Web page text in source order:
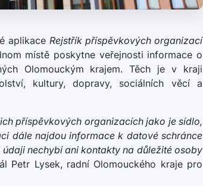
aplikaceRejstřík příspěvkových organizací
místě poskytne veřejnosti informace o
Olomouckým krajem. Těch je v kraji
kultury, dopravy, sociálních věcí a
příspěvkových organizacích jako je sídlo,
dále najdou informace k datové schránce
nechybí ani kontakty na důležité osoby
Petr Lysek, radní Olomouckého kraje pro